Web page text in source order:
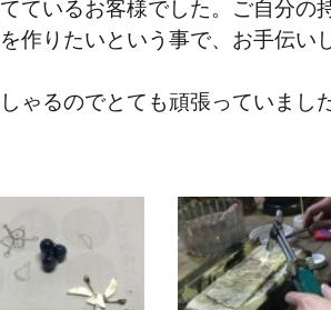
ているお客様でした。ご自分の
作りたいという事で、お手伝い
ゃるのでとても頑張っていました